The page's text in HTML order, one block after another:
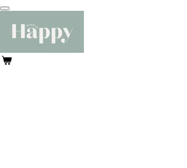
Ga
naar
hoofdinhoud